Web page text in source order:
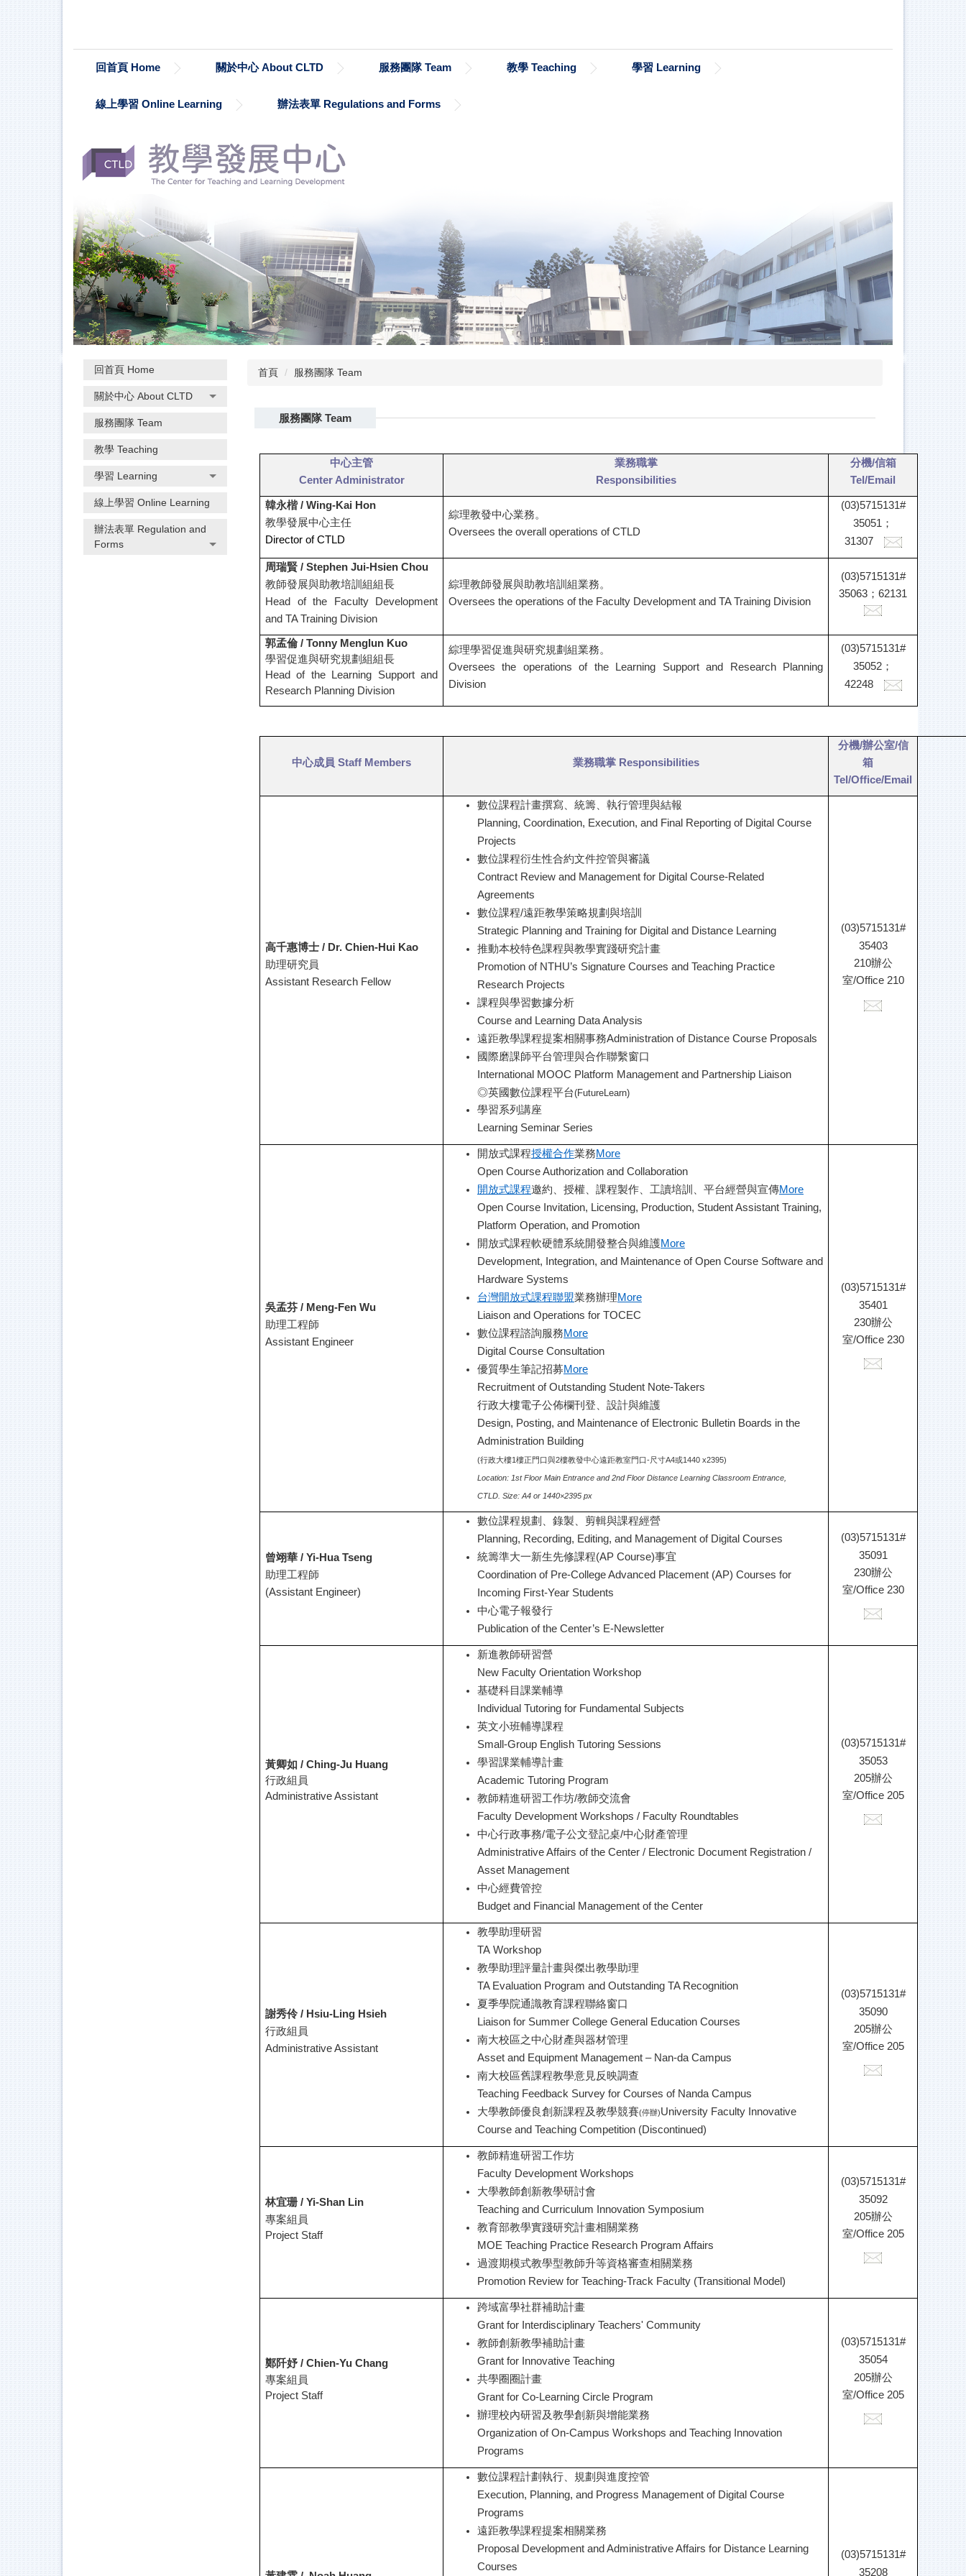
回首頁 Home 關於中心 About CLTD 服務團隊 Team 教學 Teaching 學習 Learning
線上學習 Online Learning 辦法表單 Regulations and Forms
回首頁 Home
關於中心 About CLTD
服務團隊 Team
教學 Teaching
學習 Learning
線上學習 Online Learning
辦法表單 Regulation and
Forms
首頁 服務團隊 Team
服務團隊 Team
中心主管
Center Administrator
業務職掌
Responsibilities
分機/信箱
Tel/Email
韓永楷 / Wing-Kai Hon
教學發展中心主任
Director of CTLD
綜理教發中心業務。
Oversees the overall operations of CTLD
(03)5715131#
35051 ；
31307
周瑞賢 / Stephen Jui-Hsien Chou
教師發展與助教培訓組組長
Head of the Faculty Development
and TA Training Division
綜理教師發展與助教培訓組業務。
Oversees the operations of the Faculty Development and TA Training Division
(03)5715131#
35063 ；62131
郭孟倫 / Tonny Menglun Kuo
學習促進與研究規劃組組長
Head of the Learning Support and
Research Planning Division
綜理學習促進與研究規劃組業務。
Oversees the operations of the Learning Support and Research Planning
Division
(03)5715131#
35052 ；
42248
中心成員 Staff Members 業務職掌 Responsibilities
分機/辦公室/信
箱
Tel/Office/Email
高千惠博士 / Dr. Chien-Hui Kao
助理研究員
Assistant Research Fellow
數位課程計畫撰寫、統籌、執行管理與結報
Planning, Coordination, Execution, and Final Reporting of Digital Course
Projects
數位課程衍生性合約文件控管與審議
Contract Review and Management for Digital Course-Related
Agreements
數位課程/遠距教學策略規劃與培訓
Strategic Planning and Training for Digital and Distance Learning
推動本校特色課程與教學實踐研究計畫
Promotion of NTHU’s Signature Courses and Teaching Practice
Research Projects
課程與學習數據分析
Course and Learning Data Analysis
遠距教學課程提案相關事務Administration of Distance Course Proposals
國際磨課師平台管理與合作聯繫窗口
International MOOC Platform Management and Partnership Liaison
◎英國數位課程平台(FutureLearn)
學習系列講座
Learning Seminar Series
(03)5715131#
35403
210辦公
室/Office 210
吳孟芬 / Meng-Fen Wu
助理工程師
Assistant Engineer
開放式課程授權合作業務More
Open Course Authorization and Collaboration
開放式課程邀約、授權、課程製作、工讀培訓、平台經營與宣傳More
Open Course Invitation, Licensing, Production, Student Assistant Training,
Platform Operation, and Promotion
開放式課程軟硬體系統開發整合與維護More
Development, Integration, and Maintenance of Open Course Software and
Hardware Systems
台灣開放式課程聯盟業務辦理More
Liaison and Operations for TOCEC
數位課程諮詢服務More
Digital Course Consultation
優質學生筆記招募More
Recruitment of Outstanding Student Note-Takers
行政大樓電子公佈欄刊登、設計與維護
Design, Posting, and Maintenance of Electronic Bulletin Boards in the
Administration Building
(行政大樓1樓正門口與2樓教發中心遠距教室門口-尺寸A4或1440 x2395)
Location: 1st Floor Main Entrance and 2nd Floor Distance Learning Classroom Entrance,
CTLD. Size: A4 or 1440×2395 px
(03)5715131#
35401
230辦公
室/Office 230
曾翊華 / Yi-Hua Tseng
助理工程師
(Assistant Engineer)
數位課程規劃、錄製、剪輯與課程經營
Planning, Recording, Editing, and Management of Digital Courses
統籌準大一新生先修課程(AP Course)事宜
Coordination of Pre-College Advanced Placement (AP) Courses for
Incoming First-Year Students
中心電子報發行
Publication of the Center’s E-Newsletter
(03)5715131#
35091
230辦公
室/Office 230
黃卿如 / Ching-Ju Huang
行政組員
Administrative Assistant
新進教師研習營
New Faculty Orientation Workshop
基礎科目課業輔導
Individual Tutoring for Fundamental Subjects
英文小班輔導課程
Small-Group English Tutoring Sessions
學習課業輔導計畫
Academic Tutoring Program
教師精進研習工作坊/教師交流會
Faculty Development Workshops / Faculty Roundtables
中心行政事務/電子公文登記桌/中心財產管理
Administrative Affairs of the Center / Electronic Document Registration /
Asset Management
中心經費管控
Budget and Financial Management of the Center
(03)5715131#
35053
205辦公
室/Office 205
謝秀伶 / Hsiu-Ling Hsieh
行政組員
Administrative Assistant
教學助理研習
TA Workshop
教學助理評量計畫與傑出教學助理
TA Evaluation Program and Outstanding TA Recognition
夏季學院通識教育課程聯絡窗口
Liaison for Summer College General Education Courses
南大校區之中心財產與器材管理
Asset and Equipment Management – Nan-da Campus
南大校區舊課程教學意見反映調查
Teaching Feedback Survey for Courses of Nanda Campus
大學教師優良創新課程及教學競賽(停辦)University Faculty Innovative
Course and Teaching Competition (Discontinued)
(03)5715131#
35090
205辦公
室/Office 205
林宜珊 / Yi-Shan Lin
專案組員
Project Staff
教師精進研習工作坊
Faculty Development Workshops
大學教師創新教學研討會
Teaching and Curriculum Innovation Symposium
教育部教學實踐研究計畫相關業務
MOE Teaching Practice Research Program Affairs
過渡期模式教學型教師升等資格審查相關業務
Promotion Review for Teaching-Track Faculty (Transitional Model)
(03)5715131#
35092
205辦公
室/Office 205
鄭阡妤 / Chien-Yu Chang
專案組員
Project Staff
跨域富學社群補助計畫
Grant for Interdisciplinary Teachers' Community
教師創新教學補助計畫
Grant for Innovative Teaching
共學圈圈計畫
Grant for Co-Learning Circle Program
辦理校內研習及教學創新與增能業務
Organization of On-Campus Workshops and Teaching Innovation
Programs
(03)5715131#
35054
205辦公
室/Office 205
數位課程計劃執行、規劃與進度控管
Execution, Planning, and Progress Management of Digital Course
Programs
遠距教學課程提案相關業務
Proposal Development and Administrative Affairs for Distance Learning
Courses
(03)5715131#
35208